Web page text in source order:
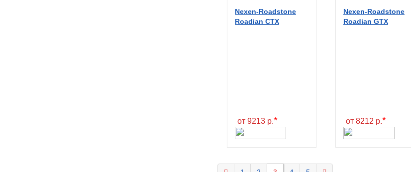
Nexen-Roadstone
Roadian CTX
от 9213 р.*
Nexen-Roadstone
Roadian GTX
от 8212 р.*